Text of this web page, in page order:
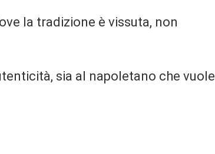
la tradizione è vissuta, non
sia al napoletano che vuole